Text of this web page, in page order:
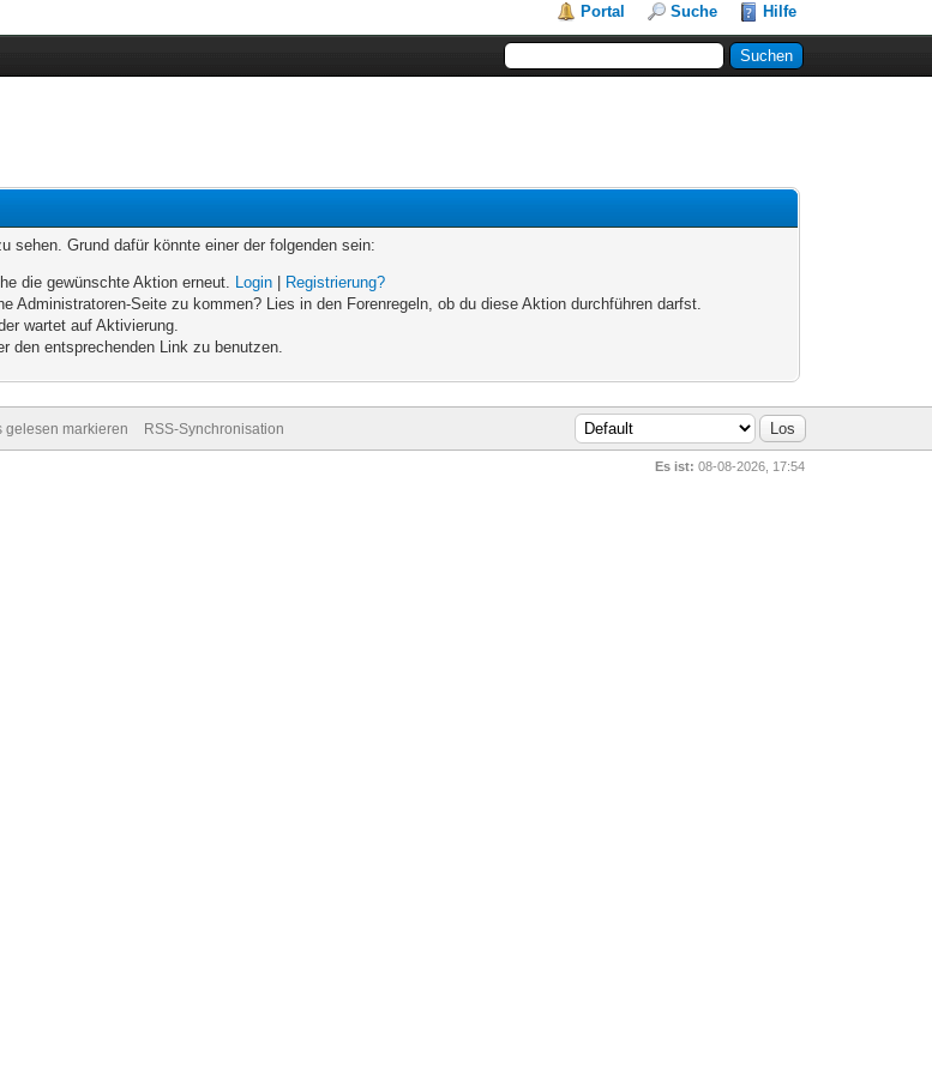
Portal Suche Hilfe
sehen. Grund dafür könnte einer der folgenden sein:
die gewünschte Aktion erneut. Login
Registrierung?
Administratoren-Seite zu kommen? Lies in den Forenregeln, ob du diese Aktion durchführen darfst.
wartet auf Aktivierung.
den entsprechenden Link zu benutzen.
gelesen markieren RSS-Synchronisation
Es ist: 08-08-2026, 17:54